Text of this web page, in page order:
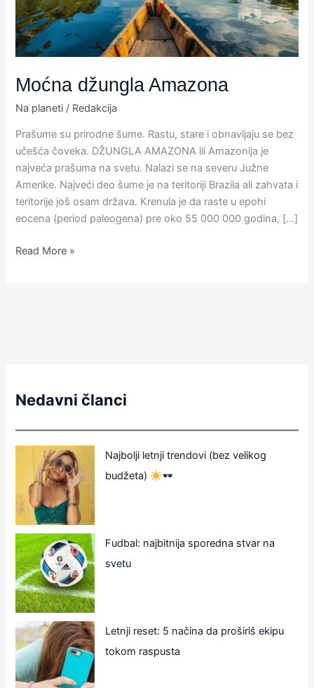
Moćna džungla Amazona
Na planeti / Redakcija
Prašume su prirodne šume.​ Rastu, stare i obnavljaju se bez
učešća čoveka.​ DŽUNGLA AMAZONA ili Amazonija je
najveća prašuma na svetu. Nalazi se na severu Južne
Amerike. Najveći deo šume je na teritoriji Brazila ali zahvata i
teritorije još osam država. Krenula je da raste u epohi
eocena (period paleogena) pre oko 55 000 000 godina, […]
Read More »
Nedavni članci
Najbolji letnji trendovi (bez velikog
budžeta)
Fudbal: najbitnija sporedna stvar na
svetu
Letnji reset: 5 načina da proširiš ekipu
tokom raspusta